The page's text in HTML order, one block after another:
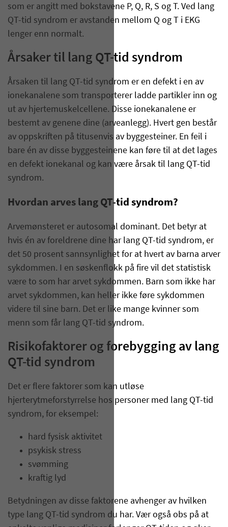
som er angitt med bokstavene P, Q, R, S og T. Ved lang
QT-tid syndrom er avstanden mellom Q og T i EKG
lenger enn normalt.
Årsaker til lang QT-tid syndrom
Årsaken til lang QT-tid syndrom er en defekt i en av
ionekanalene som transporterer ladde partikler inn og
ut av hjertemuskelcellene. Disse ionekanalene er
bestemt av genene dine (arveanlegg). Hvert gen består
av oppskriften på titusenvis av byggesteiner. En feil i
bare én av disse byggesteinene kan føre til at det lages
en defekt ionekanal og kan være årsak til lang QT-tid
syndrom.
Hvordan arves lang QT-tid syndrom?
​Arvemønsteret er autosomal dominant. Det betyr at
hvis én av foreldrene dine har lang QT-tid syndrom, er
det 50 prosent sannsynlighet for at hvert av barna arver
sykdommen. I en søskenflokk på fire vil det statistisk
være to som har arvet sykdommen. Barn som ikke har
arvet sykdommen, kan heller ikke føre sykdommen
videre til sine barn. Det er like mange kvinner som
menn som får lang QT-tid syndrom.
Risikofaktorer og forebygging av lang
QT-tid syndrom
Det er flere faktorer som kan utløse
hjerterytmeforstyrrelse hos personer med lang QT-tid
syndrom, for eksempel:
hard fysisk aktivitet
psykisk stress
svømming
kraftig lyd
Betydningen av disse faktorene avhenger av hvilken
type lang QT-tid syndrom du har. Vær også obs på at